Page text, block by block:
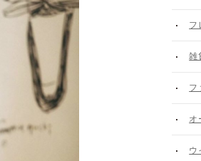
フ
雑
フ
オ
ウ